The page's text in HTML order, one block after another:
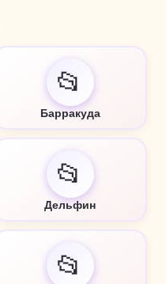
📂
Барракуда
📂
Дельфин
📂